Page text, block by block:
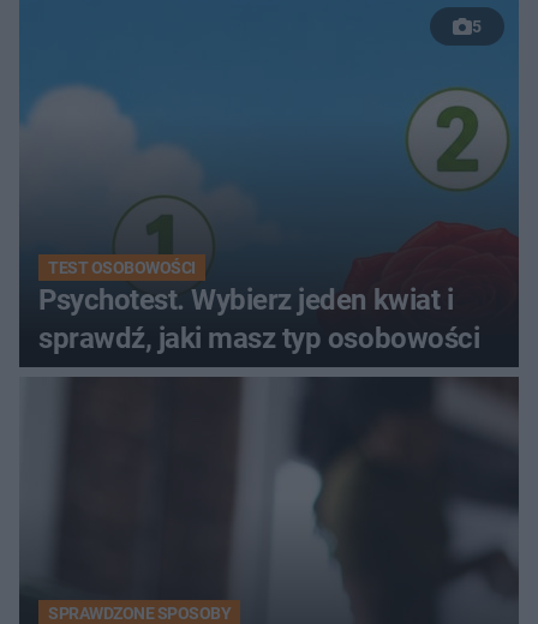
5
TEST OSOBOWOŚCI
Psychotest. Wybierz jeden kwiat i
sprawdź, jaki masz typ osobowości
SPRAWDZONE SPOSOBY